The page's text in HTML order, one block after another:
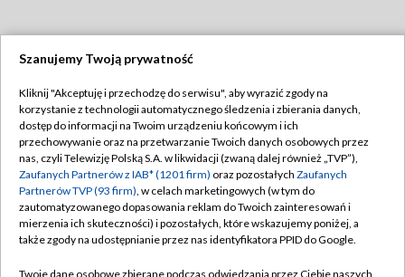
TVP
Abonament TVP
Emisja w TVP
Centrum informacji TVP
Naziemna Telewizja Cyfrowa
Regulamin TVP
Polityka prywatności
Moje zgody
Pomoc
Szanujemy Twoją prywatność
Kliknij "Akceptuję i przechodzę do serwisu", aby wyrazić zgody na
korzystanie z technologii automatycznego śledzenia i zbierania danych,
dostęp do informacji na Twoim urządzeniu końcowym i ich
przechowywanie oraz na przetwarzanie Twoich danych osobowych przez
nas, czyli Telewizję Polską S.A. w likwidacji (zwaną dalej również „TVP”),
Zaufanych Partnerów z IAB* (1201 firm) oraz pozostałych Zaufanych
Partnerów TVP (93 firm), w celach marketingowych (w tym do
zautomatyzowanego dopasowania reklam do Twoich zainteresowań i
mierzenia ich skuteczności) i pozostałych, które wskazujemy poniżej, a
także zgody na udostępnianie przez nas identyfikatora PPID do Google.
Twoje dane osobowe zbierane podczas odwiedzania przez Ciebie naszych